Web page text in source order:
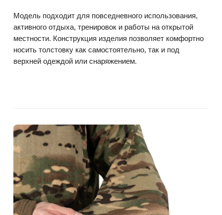
Модель подходит для повседневного использования,
активного отдыха, тренировок и работы на открытой
местности. Конструкция изделия позволяет комфортно
носить толстовку как самостоятельно, так и под
верхней одеждой или снаряжением.